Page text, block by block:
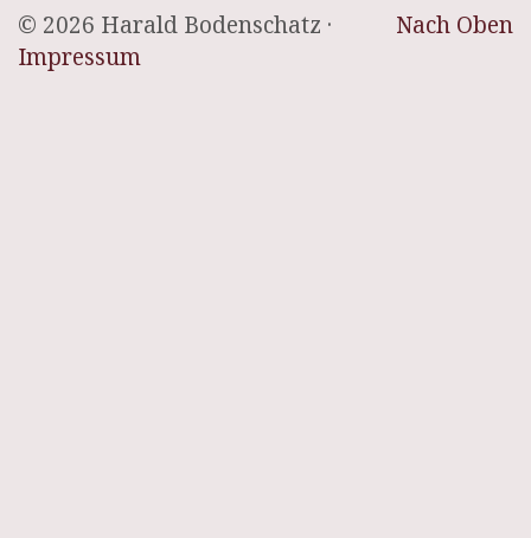
Nach Oben
© 2026 Harald Bodenschatz ·
Impressum